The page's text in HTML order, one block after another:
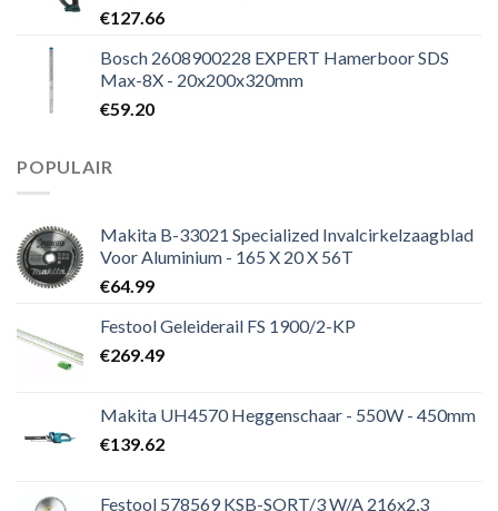
€127.66
Bosch 2608900228 EXPERT Hamerboor SDS
Max-8X - 20x200x320mm
€59.20
POPULAIR
Makita B-33021 Specialized Invalcirkelzaagblad
Voor Aluminium - 165 X 20 X 56T
€64.99
Festool Geleiderail FS 1900/2-KP
€269.49
Makita UH4570 Heggenschaar - 550W - 450mm
€139.62
Festool 578569 KSB-SORT/3 W/A 216x2,3